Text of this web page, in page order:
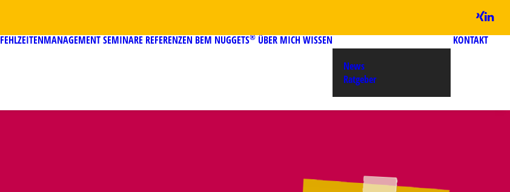
FEHLZEITENMANAGEMENT SEMINARE REFERENZEN BEM NUGGETS® ÜBER MICH WISSEN
News
Ratgeber
KONTAKT